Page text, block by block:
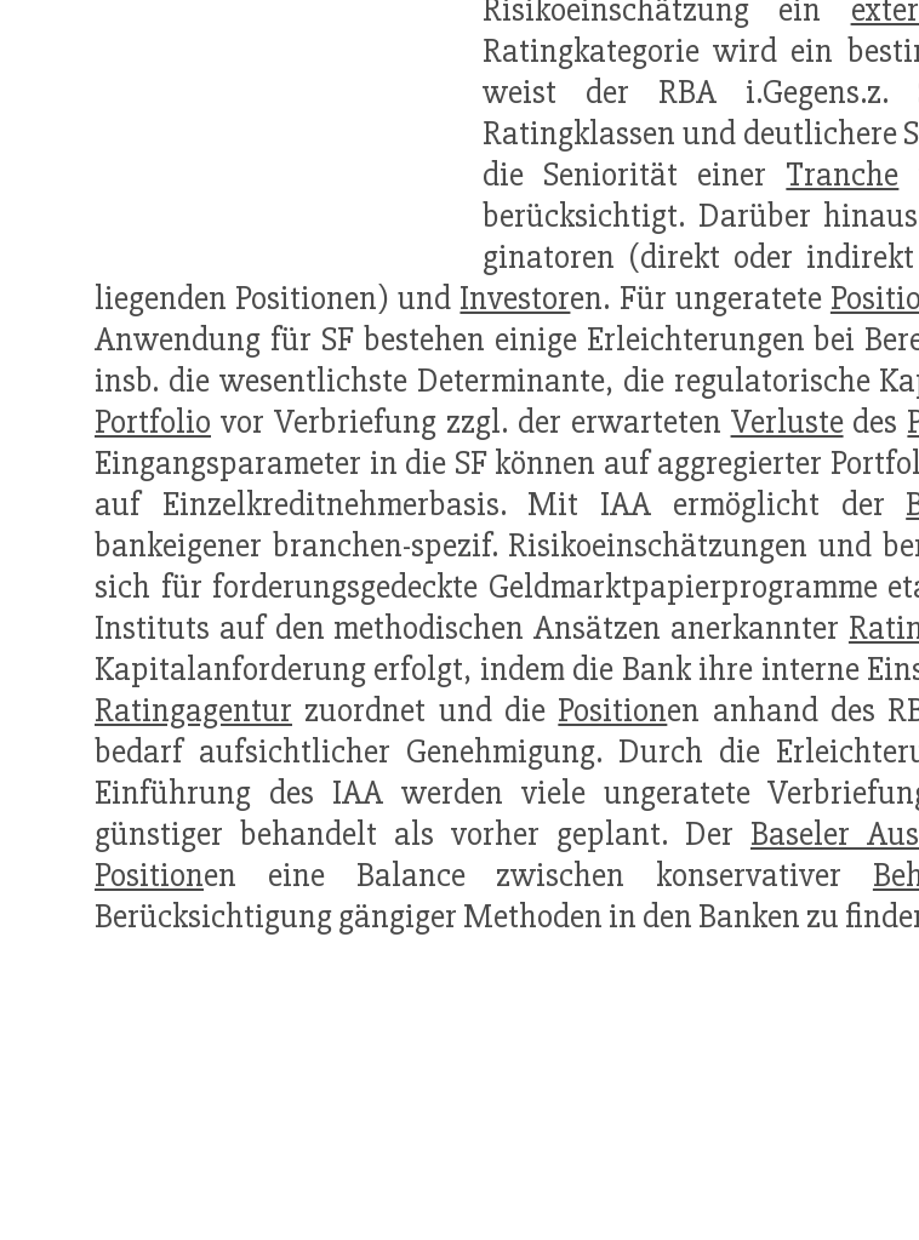
Risikoeinschätzung ein
Ratingkategorie wird ein
weist der RBA i.Gegens.z.
Ratingklassen und deutlichere
die Seniorität einer Tranche
berücksichtigt. Darüber
ginatoren (direkt oder
liegenden Positionen) und Investoren. Für ungeratete
Anwendung für SF bestehen einige Erleichterungen bei
insb. die wesentlichste Determinante, die regulatorische
Portfolio vor Verbriefung zzgl. der erwarteten Verlustedes
Eingangsparameter in die SF können auf aggregierter
auf Einzelkreditnehmerbasis. Mit IAA ermöglicht der
bankeigener branchen-spezif. Risikoeinschätzungen und
sich für forderungsgedeckte Geldmarktpapierprogramme
Instituts auf den methodischen Ansätzen anerkannter
Kapitalanforderung erfolgt, indem die Bank ihre interne
Ratingagentur zuordnet und die Positionen anhand des
bedarf aufsichtlicher Genehmigung. Durch die
Einführung des IAA werden viele ungeratete
günstiger behandelt als vorher geplant. Der Baseler
Positionen eine Balance zwischen konservativer
Berücksichtigung gängiger Methoden in den Banken zu